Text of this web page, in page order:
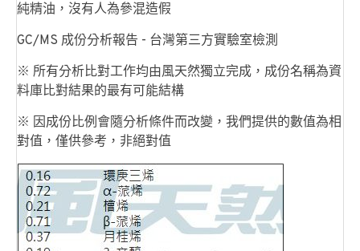
純精油，沒有人為參混造假
GC/MS 成份分析報告 - 台灣第三方實驗室檢測
※ 所有分析比對工作均由風天然獨立完成，成份名稱為資
料庫比對結果的最有可能結構
※ 因成份比例會隨分析條件而改變，我們提供的數值為相
對值，僅供參考，非絕對值